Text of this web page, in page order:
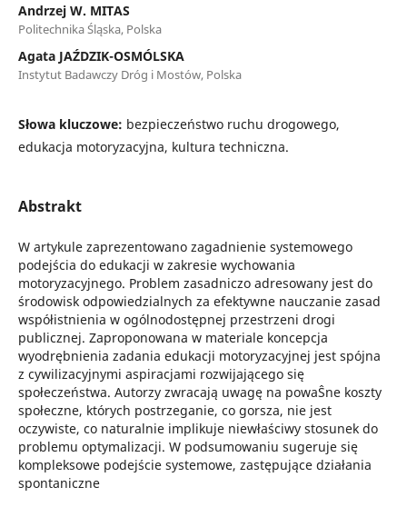
Andrzej W. MITAS
Politechnika Śląska, Polska
Agata JAŹDZIK-OSMÓLSKA
Instytut Badawczy Dróg i Mostów, Polska
Słowa kluczowe: bezpieczeństwo ruchu drogowego,
edukacja motoryzacyjna, kultura techniczna.
Abstrakt
W artykule zaprezentowano zagadnienie systemowego
podejścia do edukacji w zakresie wychowania
motoryzacyjnego. Problem zasadniczo adresowany jest do
środowisk odpowiedzialnych za efektywne nauczanie zasad
współistnienia w ogólnodostępnej przestrzeni drogi
publicznej. Zaproponowana w materiale koncepcja
wyodrębnienia zadania edukacji motoryzacyjnej jest spójna
z cywilizacyjnymi aspiracjami rozwijającego się
społeczeństwa. Autorzy zwracają uwagę na powaŜne koszty
społeczne, których postrzeganie, co gorsza, nie jest
oczywiste, co naturalnie implikuje niewłaściwy stosunek do
problemu optymalizacji. W podsumowaniu sugeruje się
kompleksowe podejście systemowe, zastępujące działania
spontaniczne